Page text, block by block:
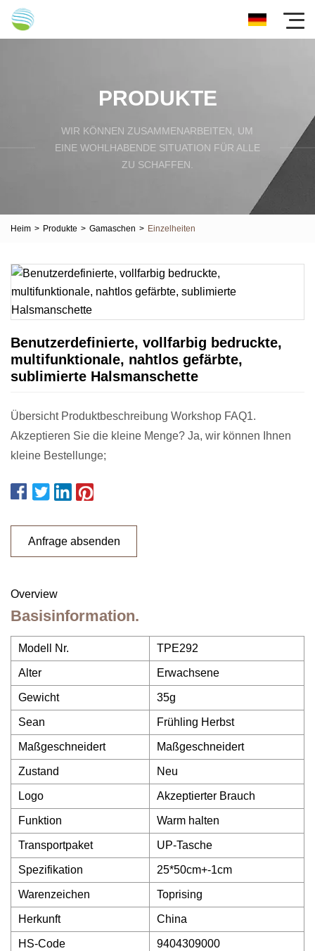
PRODUKTE
WIR KÖNNEN ZUSAMMENARBEITEN, UM
EINE WOHLHABENDE SITUATION FÜR ALLE
ZU SCHAFFEN.
Heim > Produkte > Gamaschen > Einzelheiten
Benutzerdefinierte, vollfarbig bedruckte,
multifunktionale, nahtlos gefärbte,
sublimierte Halsmanschette
Übersicht Produktbeschreibung Workshop FAQ1.
Akzeptieren Sie die kleine Menge? Ja, wir können Ihnen
kleine Bestellunge;
Anfrage absenden
Overview
Basisinformation.
Modell Nr. TPE292
Alter Erwachsene
Gewicht 35g
Sean Frühling Herbst
Maßgeschneidert Maßgeschneidert
Zustand Neu
Logo Akzeptierter Brauch
Funktion Warm halten
Transportpaket UP-Tasche
Spezifikation 25*50cm+-1cm
Warenzeichen Toprising
Herkunft China
HS-Code 9404309000